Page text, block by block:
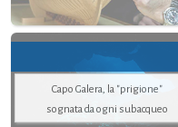
Capo Galera, la "prigione"
sognata da ogni subacqueo